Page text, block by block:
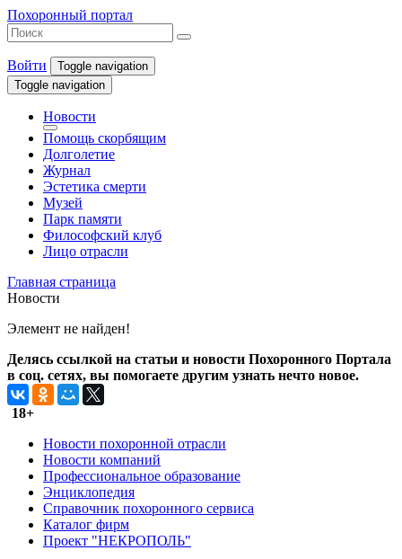
Похоронный портал
Войти
Toggle navigation
Toggle navigation
Новости
Помощь скорбящим
Долголетие
Журнал
Эстетика смерти
Музей
Парк памяти
Философский клуб
Лицо отрасли
Главная страница
Новости
Элемент не найден!
Делясь ссылкой на статьи и новости Похоронного Портала
в соц. сетях, вы помогаете другим узнать нечто новое.
18+
Новости похоронной отрасли
Новости компаний
Профессиональное образование
Энциклопедия
Справочник похоронного сервиса
Каталог фирм
Проект "НЕКРОПОЛЬ"